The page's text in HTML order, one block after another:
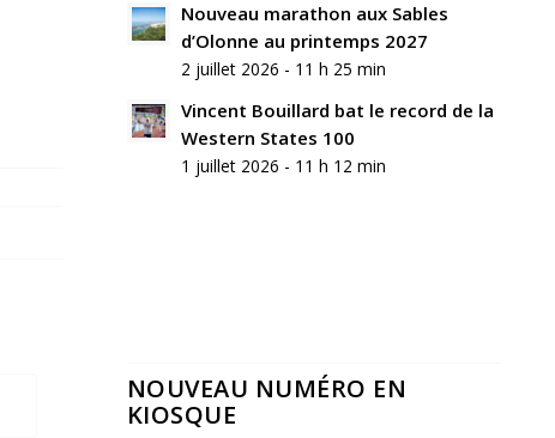
Nouveau marathon aux Sables
d’Olonne au printemps 2027
2 juillet 2026 - 11 h 25 min
Vincent Bouillard bat le record de la
Western States 100
1 juillet 2026 - 11 h 12 min
NOUVEAU NUMÉRO EN
KIOSQUE